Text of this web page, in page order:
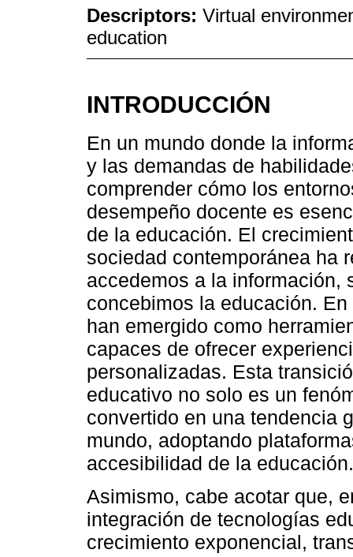
Descriptors: Virtual
education
INTRODUCCIÓN
En un mundo donde la
y las demandas de
comprender cómo los
desempeño docente es
de la educación. El
sociedad contemporánea ha
accedemos a la información,
concebimos la educación.
han emergido como
capaces de ofrecer
personalizadas. Esta
educativo no solo es un
convertido en una tendencia
mundo, adoptando
accesibilidad de la educación.
Asimismo, cabe acotar que,
integración de tecnologías
crecimiento exponencial,